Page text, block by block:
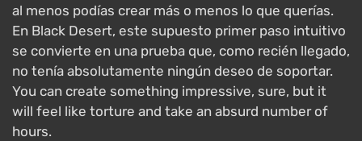
al menos podías crear más o menos lo que querías.
En Black Desert, este supuesto primer paso intuitivo
se convierte en una prueba que, como recién llegado,
no tenía absolutamente ningún deseo de soportar.
You can create something impressive, sure, but it
will feel like torture and take an absurd number of
hours.